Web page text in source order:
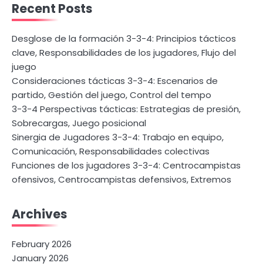
Recent Posts
Desglose de la formación 3-3-4: Principios tácticos
clave, Responsabilidades de los jugadores, Flujo del
juego
Consideraciones tácticas 3-3-4: Escenarios de
partido, Gestión del juego, Control del tempo
3-3-4 Perspectivas tácticas: Estrategias de presión,
Sobrecargas, Juego posicional
Sinergia de Jugadores 3-3-4: Trabajo en equipo,
Comunicación, Responsabilidades colectivas
Funciones de los jugadores 3-3-4: Centrocampistas
ofensivos, Centrocampistas defensivos, Extremos
Archives
February 2026
January 2026